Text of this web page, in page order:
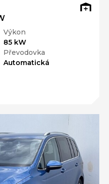
Výkon
85 kW
Převodovka
Automatická